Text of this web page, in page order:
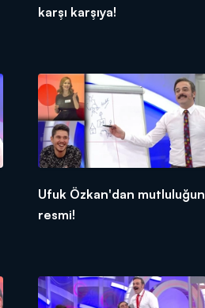
karşı karşıya!
Ufuk Özkan'dan mutluluğun
resmi!